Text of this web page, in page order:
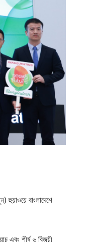
বাংলাদেশে
এবং শীর্ষ ৬ বিজয়ী